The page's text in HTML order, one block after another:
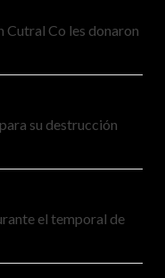
Cutral Co les donaron
su destrucción
el temporal de